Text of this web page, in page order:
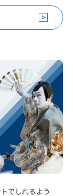
でしれるよう